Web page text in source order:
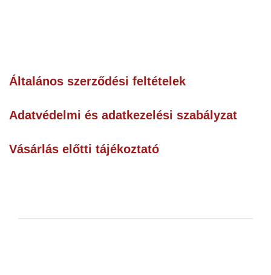
Általános szerződési feltételek
Adatvédelmi és adatkezelési szabályzat
Vásárlás előtti tájékoztató